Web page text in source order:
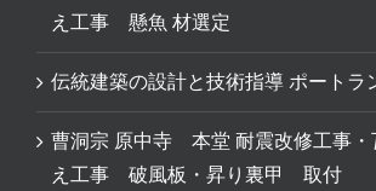
え工事 懸魚 材選定
伝統建築の設計と技術指導 ポート
曹洞宗 原中寺 本堂 耐震改修工事・
え工事 破風板・昇り裏甲 取付